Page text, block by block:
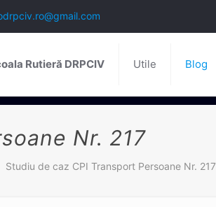
Rutieră DRPCIV Utile Blog
Nr. 217
Studiu de caz CPI Transport Persoane Nr. 217